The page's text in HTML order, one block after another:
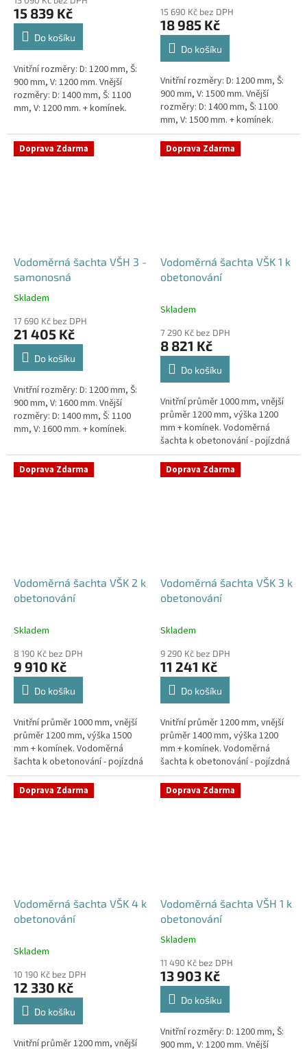
produktu
je
4,6
hvězdiček.
15 839 Kč
Do košíku
Vnitřní rozměry: D: 1200 mm, Š:
900 mm, V: 1200 mm. Vnější
rozměry: D: 1400 mm, Š: 1100
mm, V: 1200 mm. + komínek.
bez obetonováníStandardní...
15 690 Kč bez DPH
18 985 Kč
Do košíku
Vnitřní rozměry: D: 1200 mm, Š:
900 mm, V: 1500 mm. Vnější
rozměry: D: 1400 mm, Š: 1100
mm, V: 1500 mm. + komínek.
Samonosná vodoměrná šachta -
bez obetonováníStandardní...
Doprava Zdarma
Vodoměrná šachta VŠH 3 -
samonosná
Průměrné
produktu
je
5,0
hvězdiček.
Skladem
17 690 Kč bez DPH
21 405 Kč
Do košíku
Vnitřní rozměry: D: 1200 mm, Š:
900 mm, V: 1600 mm. Vnější
rozměry: D: 1400 mm, Š: 1100
mm, V: 1600 mm. + komínek.
bez obetonováníStandardní...
Doprava Zdarma
Vodoměrná šachta VŠK 1 k
obetonování
Skladem
7 290 Kč bez DPH
8 821 Kč
Do košíku
Vnitřní průměr 1000 mm, vnější
průměr 1200 mm, výška 1200
mm + komínek. Vodoměrná
šachta k obetonování - pojízdná
i pod parkovací stáníStandardní
prostupy šachty DN32 (jiné na...
Doprava Zdarma
Vodoměrná šachta VŠK 2 k
obetonování
Skladem
8 190 Kč bez DPH
9 910 Kč
Do košíku
Vnitřní průměr 1000 mm, vnější
průměr 1200 mm, výška 1500
mm + komínek. Vodoměrná
šachta k obetonování - pojízdná
i pod parkovací stáníStandardní
prostupy šachty DN32 (jiné na...
Doprava Zdarma
Vodoměrná šachta VŠK 3 k
obetonování
Skladem
9 290 Kč bez DPH
11 241 Kč
Do košíku
Vnitřní průměr 1200 mm, vnější
průměr 1400 mm, výška 1200
mm + komínek. Vodoměrná
šachta k obetonování - pojízdná
i pod parkovací stáníStandardní
prostupy šachty DN32 (jiné na...
Doprava Zdarma
Vodoměrná šachta VŠK 4 k
obetonování
Skladem
10 190 Kč bez DPH
12 330 Kč
Do košíku
Vnitřní průměr 1200 mm, vnější
Doprava Zdarma
Vodoměrná šachta VŠH 1 k
obetonování
Průměrné
produktu
je
5,0
hvězdiček.
Skladem
11 490 Kč bez DPH
13 903 Kč
Do košíku
Vnitřní rozměry: D: 1200 mm, Š:
900 mm, V: 1200 mm. Vnější